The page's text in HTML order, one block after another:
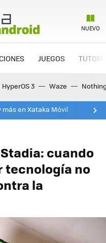
NUEVO
JUEGOS
HyperOS 3 Waze
más en Xataka Móvil
cuando
tecnología no
la